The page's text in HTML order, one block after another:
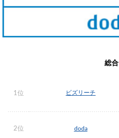
総合
1位 ビズリーチ
2位 doda